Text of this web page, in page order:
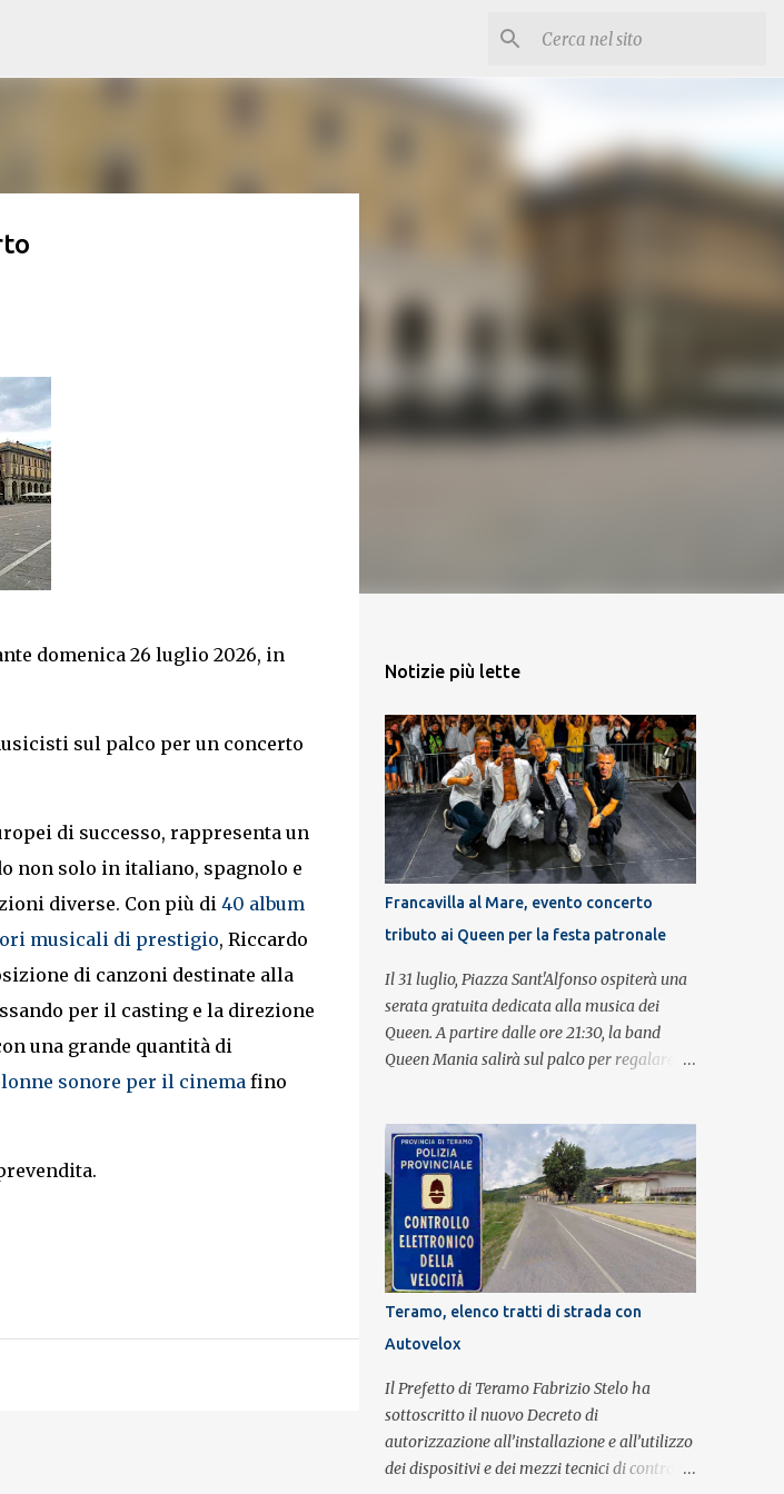
domenica 26 luglio 2026, in
sul palco per un concerto
di successo, rappresenta un
non solo in italiano, spagnolo e
diverse. Con più di 40 album
musicali di prestigio, Riccardo
di canzoni destinate alla
per il casting e la direzione
una grande quantità di
sonore per il cinemafino
Notizie più lette
Francavilla al Mare, evento concerto
tributo ai Queen per la festa patronale
Il 31 luglio, Piazza Sant'Alfonso ospiterà una
serata gratuita dedicata alla musica dei
Queen. A partire dalle ore 21:30, la band
Queen Mania salirà sul palco per regalare al
britannica. Nati nel 2007 e riconosciuti come
l'omaggio definitivo alla leggenda dei
Queen, i componenti della band portano
avanti con grande successo la passione e
l'energia del celebre gruppo. Lo spettacolo si
inserisce nell'ambito dei festeggiamenti in
onore di Sant'Alfonso, il santo patrono della
città. La formazione sul palco è composta da
Simone Fortuna alla batteria e voce, Fabrizio
Palermo al basso e voce, Tiziano Giampieri
alla chitarra e voce, e Salvo Vinci alla voce.
Salvo Vinci è la voce scelta direttamente da
Brian May e Roger Taylor per il musical We
Teramo, elenco tratti di strada con
Autovelox
Il Prefetto di Teramo Fabrizio Stelo ha
sottoscritto il nuovo Decreto di
autorizzazione all’installazione e all’utilizzo
dei dispositivi e dei mezzi tecnici di controllo